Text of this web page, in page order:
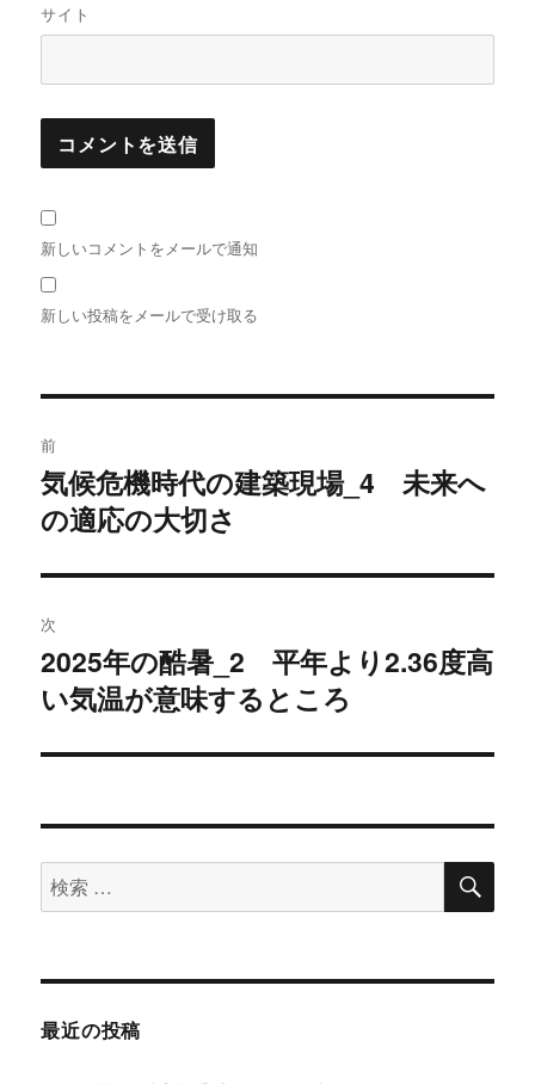
サイト
新しいコメントをメールで通知
新しい投稿をメールで受け取る
稿
ナ
ビ
ゲ
ー
シ
ン
前
過
去
投
稿:
気候危機時代の建築現場_4 未来へ
の適応の大切さ
次
次
の
稿:
2025年の酷暑_2 平年より2.36度高
い気温が意味するところ
検
索
象:
検
最近の投稿